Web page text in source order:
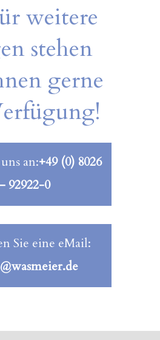
weitere
stehen
gerne
an:+49 (0) 8026
92922-0
Sie eine eMail: